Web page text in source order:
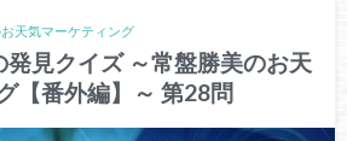
天気マーケティング
見クイズ ～常盤勝美のお天
【番外編】～ 第28問